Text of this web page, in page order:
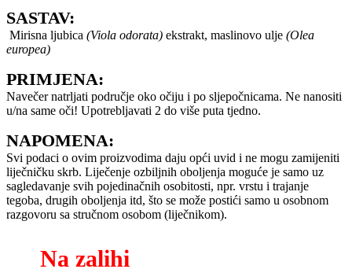
SASTAV:
Mirisna ljubica (Viola odorata) ekstrakt, maslinovo ulje (Olea
europea)
PRIMJENA:
Navečer natrljati područje oko očiju i po sljepočnicama. Ne nanositi
u/na same oči! Upotrebljavati 2 do više puta tjedno.
NAPOMENA:
Svi podaci o ovim proizvodima daju opći uvid i ne mogu zamijeniti
liječničku skrb. Liječenje ozbiljnih oboljenja moguće je samo uz
sagledavanje svih pojedinačnih osobitosti, npr. vrstu i trajanje
tegoba, drugih oboljenja itd, što se može postići samo u osobnom
razgovoru sa stručnom osobom (liječnikom).
Na zalihi